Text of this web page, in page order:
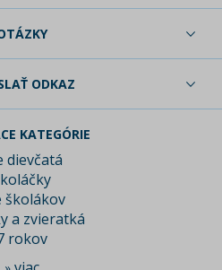
ODKAZ
KATEGÓRIE
dievčatá
školákov
a zvieratká
rokov